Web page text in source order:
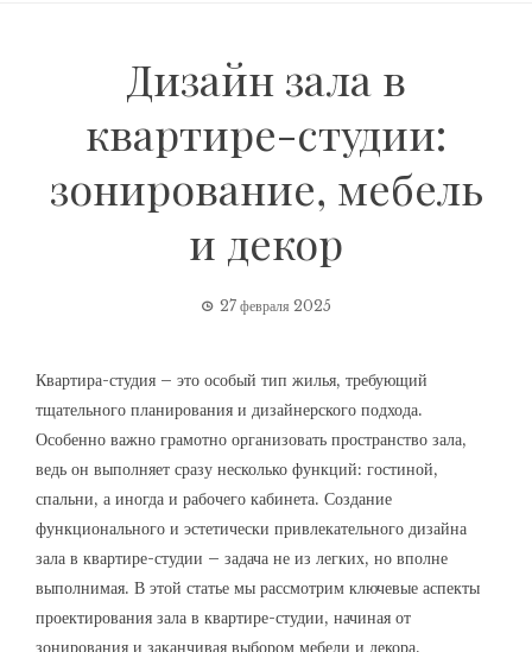
Дизайн зала в
квартире-студии:
зонирование, мебель
и декор
27 февраля 2025
Квартира-студия – это особый тип жилья, требующий
тщательного планирования и дизайнерского подхода.
Особенно важно грамотно организовать пространство зала,
ведь он выполняет сразу несколько функций: гостиной,
спальни, а иногда и рабочего кабинета. Создание
функционального и эстетически привлекательного дизайна
зала в квартире-студии – задача не из легких, но вполне
выполнимая. В этой статье мы рассмотрим ключевые аспекты
проектирования зала в квартире-студии, начиная от
зонирования и заканчивая выбором мебели и декора.